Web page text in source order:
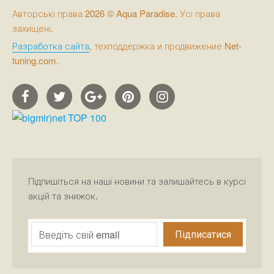
Авторські права 2026 © Aqua Paradise. Усі права
захищені.
Разработка сайта, техподдержка и продвижение Net-
tuning.com.
Підпишіться на наші новини та залишайтесь в курсі
акцій та знижок.